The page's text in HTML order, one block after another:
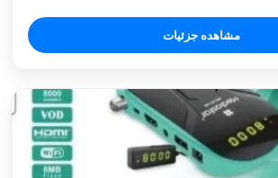
مشاهده جزئیات